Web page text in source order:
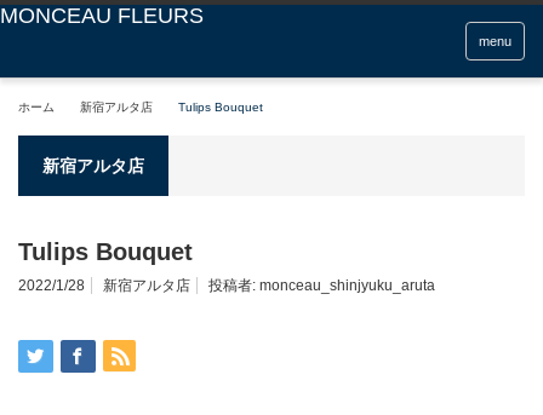
menu
ホーム 新宿アルタ店 Tulips Bouquet
新宿アルタ店
Tulips Bouquet
2022/1/28 新宿アルタ店 投稿者: monceau_shinjyuku_aruta